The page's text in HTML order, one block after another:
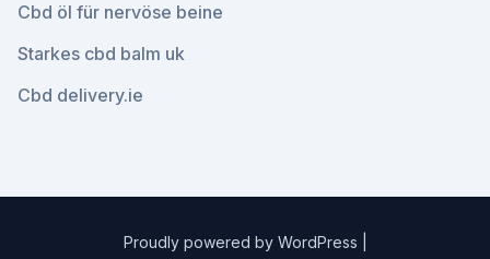
Cbd öl für nervöse beine
Starkes cbd balm uk
Cbd delivery.ie
Proudly powered by WordPress